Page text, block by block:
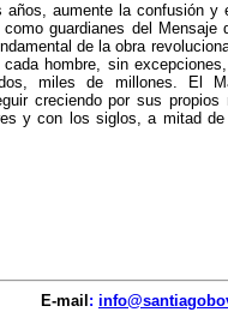
años, aumente la confusión
guardianes del
de la obra
hombre, sin
miles de millones. El
creciendo por sus
y con los siglos, a mitad
E-mail :